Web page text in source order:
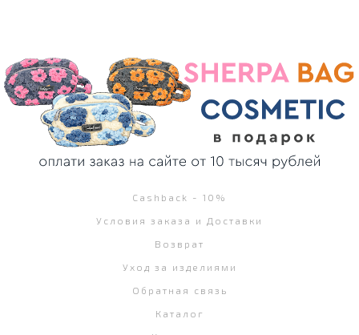
Cashback - 10%
Условия заказа и Доставки
Возврат
Уход за изделиями
Обратная связь
Каталог